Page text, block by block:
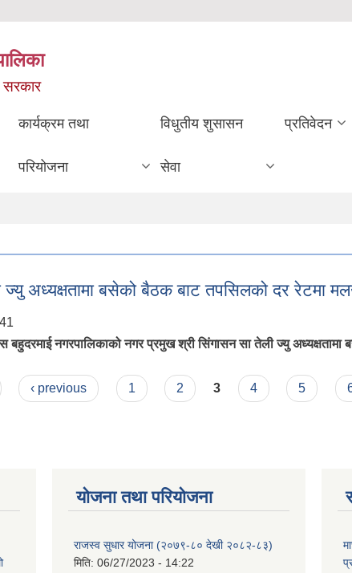
कार्यक्रम तथा
परियोजना
विधुतीय शुसासन
सेवा
प्रतिवेदन
अध्यक्षतामा बसेको बैठक बाट तपसिलको दर रेटमा
नगरपालिकाको नगर प्रमुख श्री सिंगासन सा तेली ज्यु अध्यक्षतामा
‹ previous 1 2 3 4 5
योजना तथा परियोजना
राजस्व सुधार योजना (२०७९-८० देखी २०८२-८३)
मिति: 06/27/2023 - 14:22